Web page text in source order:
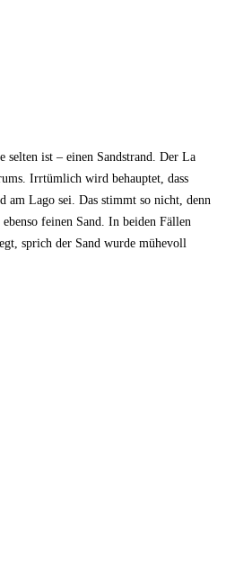
selten ist – einen Sandstrand. Der La
Irrtümlich wird behauptet, dass
am Lago sei. Das stimmt so nicht, denn
feinen Sand. In beiden Fällen
sprich der Sand wurde mühevoll